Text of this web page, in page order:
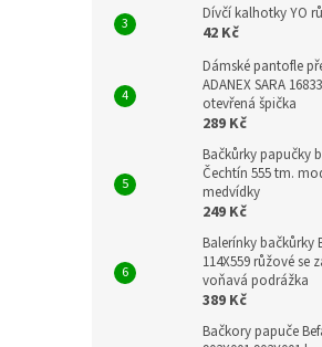
Dívčí kalhotky YO
42 Kč
Dámské pantofle
ADANEX SARA
otevřená špička
289 Kč
Bačkůrky papučky
Čechtín 555 tm.
medvídky
249 Kč
Balerínky bačkůrky
114X559 růžové se
voňavá podrážka
389 Kč
Bačkory papuče